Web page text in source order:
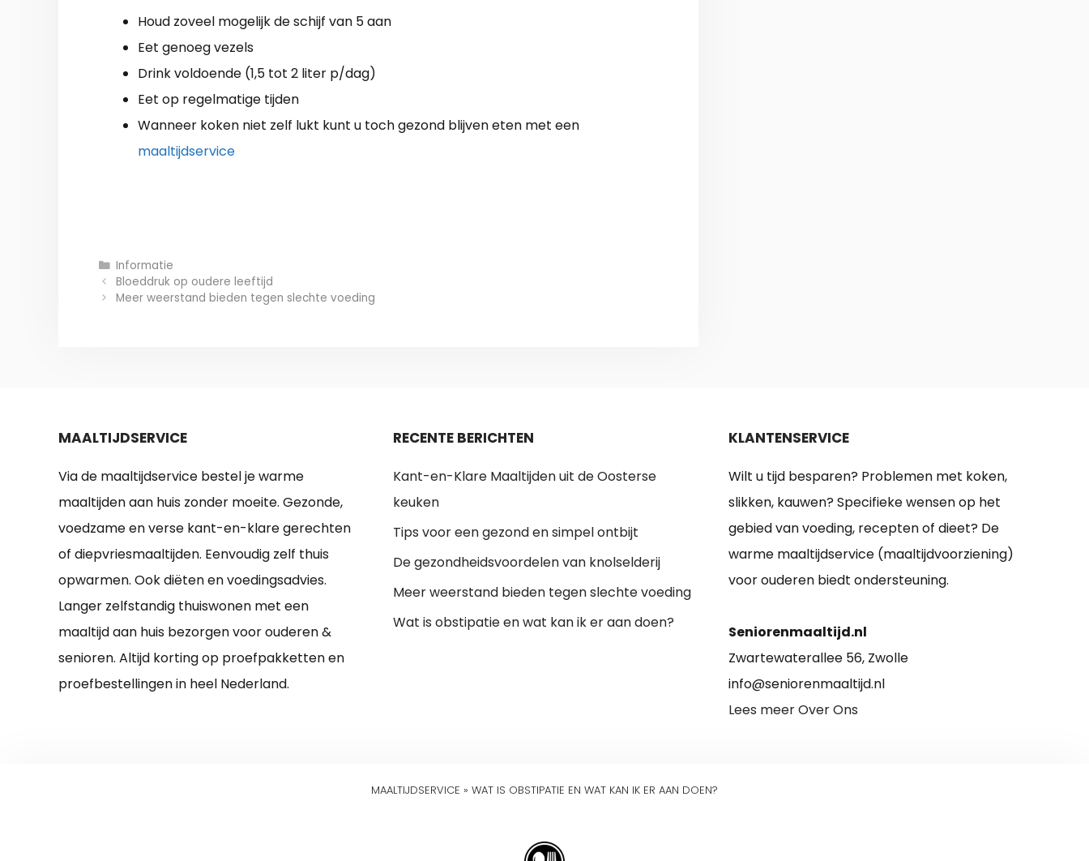
Houd zoveel mogelijk de schijf van 5 aan
Eet genoeg vezels
Drink voldoende (1,5 tot 2 liter p/dag)
Eet op regelmatige tijden
Wanneer koken niet zelf lukt kunt u toch gezond blijven eten met een
maaltijdservice
Categorieën
Informatie
Berichtnavigatie
Bloeddruk op oudere leeftijd
Meer weerstand bieden tegen slechte voeding
MAALTIJDSERVICE
Via de maaltijdservice bestel je warme
maaltijden aan huis zonder moeite. Gezonde,
voedzame en verse kant-en-klare gerechten
of diepvriesmaaltijden. Eenvoudig zelf thuis
opwarmen. Ook diëten en voedingsadvies.
Langer zelfstandig thuiswonen met een
maaltijd aan huis bezorgen voor ouderen &
senioren. Altijd korting op proefpakketten en
proefbestellingen in heel Nederland.
RECENTE BERICHTEN
Kant-en-Klare Maaltijden uit de Oosterse
keuken
Tips voor een gezond en simpel ontbijt
De gezondheidsvoordelen van knolselderij
Meer weerstand bieden tegen slechte voeding
Wat is obstipatie en wat kan ik er aan doen?
KLANTENSERVICE
Wilt u tijd besparen? Problemen met koken,
slikken, kauwen? Specifieke wensen op het
gebied van voeding, recepten of dieet? De
warme maaltijdservice (maaltijdvoorziening)
voor ouderen biedt ondersteuning.
Seniorenmaaltijd.nl
Zwartewaterallee 56, Zwolle
info@seniorenmaaltijd.nl
Lees meer Over Ons
MAALTIJDSERVICE » WAT IS OBSTIPATIE EN WAT KAN IK ER AAN DOEN?